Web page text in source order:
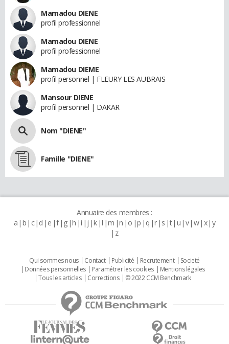
Mamadou DIENE
profil professionnel
Mamadou DIENE
profil professionnel
Mamadou DIEME
profil personnel | FLEURY LES AUBRAIS
Mansour DIENE
profil personnel | DAKAR
Nom "DIENE"
Famille "DIENE"
Annuaire des membres :
a b c d e f g h i j k l m n o p q r s t u v w x y
z
Qui sommes nous Contact Publicité Recrutement
Societé
Données personnelles
Paramétrer les cookies
Mentions légales
Tous les articles
Corrections © 2022 CCM Benchmark